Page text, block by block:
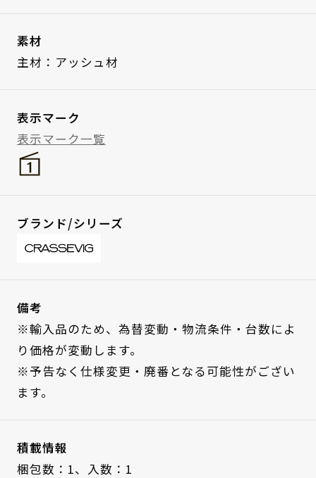
素材
主材：アッシュ材
表示マーク
表示マーク一覧
ブランド/シリーズ
備考
※輸入品のため、為替変動・物流条件・台数によ
り価格が変動します。
※予告なく仕様変更・廃番となる可能性がござい
ます。
積載情報
梱包数：1、 入数：1